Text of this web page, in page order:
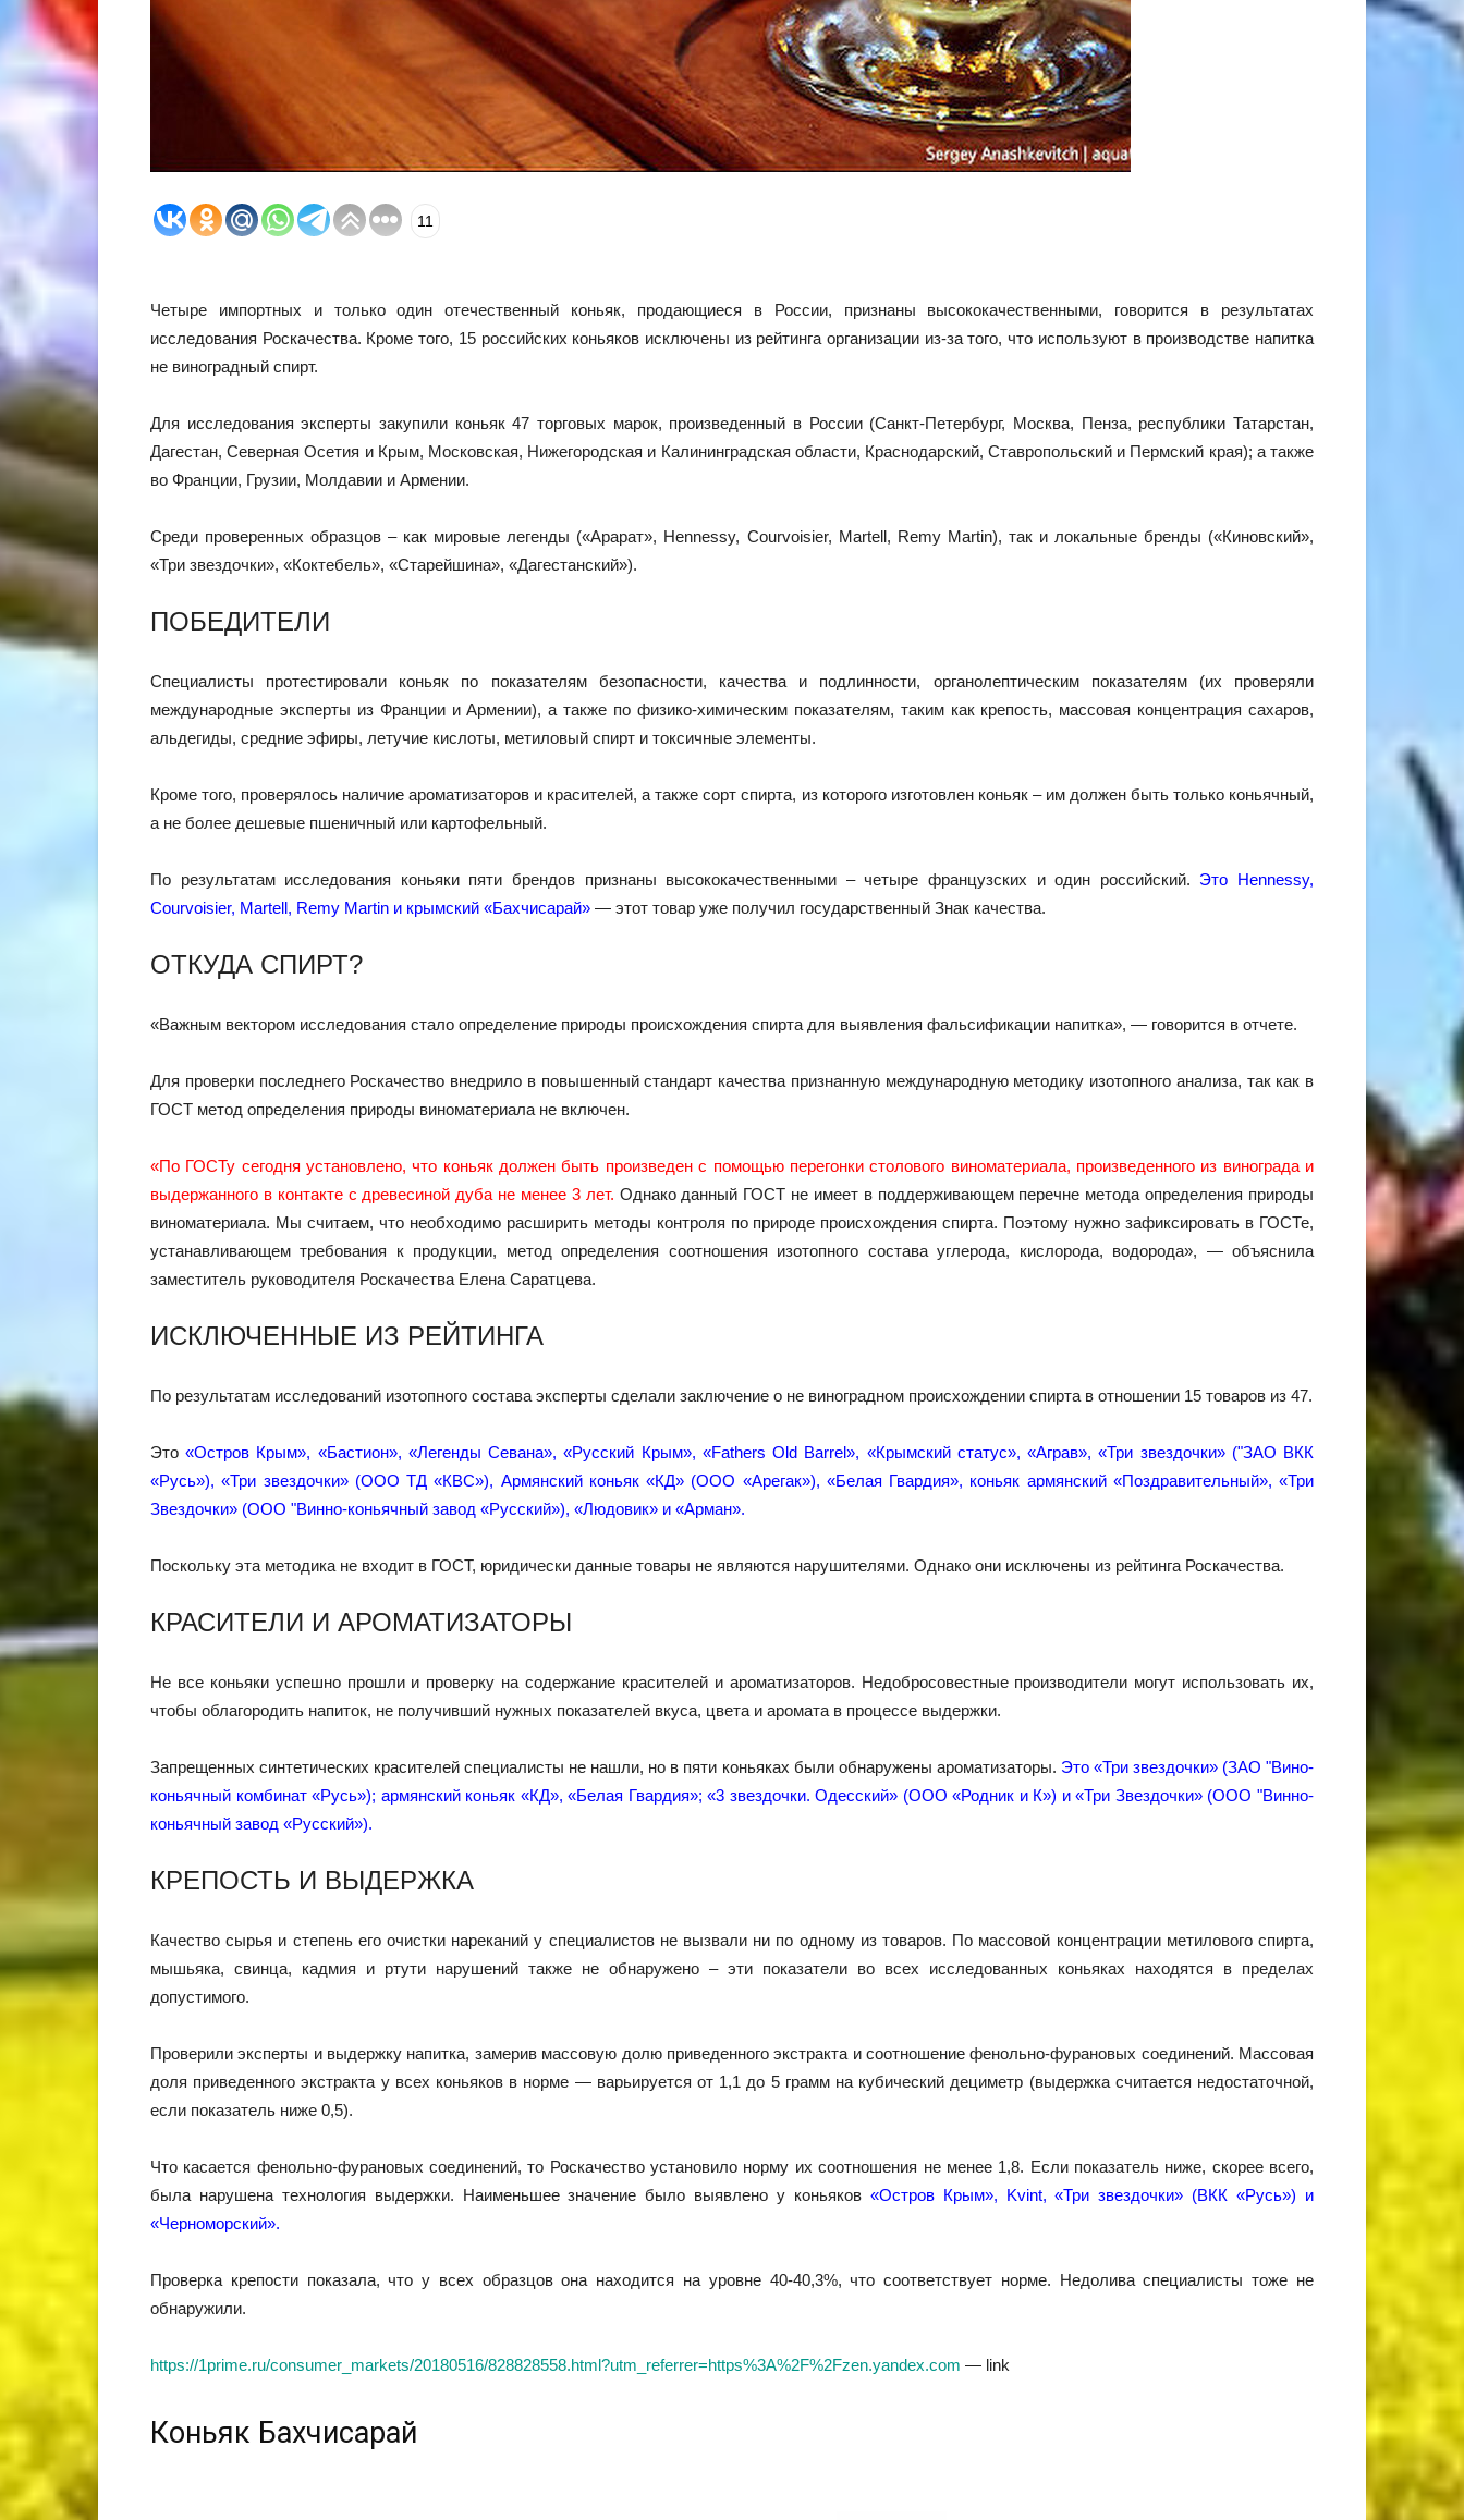
11
Четыре импортных и только один отечественный коньяк, продающиеся в России, признаны высококачественными, говорится в результатах
исследования Роскачества. Кроме того, 15 российских коньяков исключены из рейтинга организации из-за того, что используют в производстве напитка
не виноградный спирт.
Для исследования эксперты закупили коньяк 47 торговых марок, произведенный в России (Санкт-Петербург, Москва, Пенза, республики Татарстан,
Дагестан, Северная Осетия и Крым, Московская, Нижегородская и Калининградская области, Краснодарский, Ставропольский и Пермский края); а также
во Франции, Грузии, Молдавии и Армении.
Среди проверенных образцов – как мировые легенды («Арарат», Hennessy, Courvoisier, Martell, Remy Martin), так и локальные бренды («Киновский»,
«Три звездочки», «Коктебель», «Старейшина», «Дагестанский»).
ПОБЕДИТЕЛИ
Специалисты протестировали коньяк по показателям безопасности, качества и подлинности, органолептическим показателям (их проверяли
международные эксперты из Франции и Армении), а также по физико-химическим показателям, таким как крепость, массовая концентрация сахаров,
альдегиды, средние эфиры, летучие кислоты, метиловый спирт и токсичные элементы.
Кроме того, проверялось наличие ароматизаторов и красителей, а также сорт спирта, из которого изготовлен коньяк – им должен быть только коньячный,
а не более дешевые пшеничный или картофельный.
По результатам исследования коньяки пяти брендов признаны высококачественными – четыре французских и один российский. Это Hennessy,
Courvoisier, Martell, Remy Martin и крымский «Бахчисарай» — этот товар уже получил государственный Знак качества.
ОТКУДА СПИРТ?
«Важным вектором исследования стало определение природы происхождения спирта для выявления фальсификации напитка», — говорится в отчете.
Для проверки последнего Роскачество внедрило в повышенный стандарт качества признанную международную методику изотопного анализа, так как в
ГОСТ метод определения природы виноматериала не включен.
«По ГОСТу сегодня установлено, что коньяк должен быть произведен с помощью перегонки столового виноматериала, произведенного из винограда и
выдержанного в контакте с древесиной дуба не менее 3 лет. Однако данный ГОСТ не имеет в поддерживающем перечне метода определения природы
виноматериала. Мы считаем, что необходимо расширить методы контроля по природе происхождения спирта. Поэтому нужно зафиксировать в ГОСТе,
устанавливающем требования к продукции, метод определения соотношения изотопного состава углерода, кислорода, водорода», — объяснила
заместитель руководителя Роскачества Елена Саратцева.
ИСКЛЮЧЕННЫЕ ИЗ РЕЙТИНГА
По результатам исследований изотопного состава эксперты сделали заключение о не виноградном происхождении спирта в отношении 15 товаров из 47.
Это«Остров Крым», «Бастион», «Легенды Севана», «Русский Крым», «Fathers Old Barrel», «Крымский статус», «Аграв», «Три звездочки» ("ЗАО ВКК
«Русь»), «Три звездочки» (ООО ТД «КВС»), Армянский коньяк «КД» (ООО «Арегак»), «Белая Гвардия», коньяк армянский «Поздравительный», «Три
Звездочки» (ООО "Винно-коньячный завод «Русский»), «Людовик» и «Арман».
Поскольку эта методика не входит в ГОСТ, юридически данные товары не являются нарушителями. Однако они исключены из рейтинга Роскачества.
КРАСИТЕЛИ И АРОМАТИЗАТОРЫ
Не все коньяки успешно прошли и проверку на содержание красителей и ароматизаторов. Недобросовестные производители могут использовать их,
чтобы облагородить напиток, не получивший нужных показателей вкуса, цвета и аромата в процессе выдержки.
Запрещенных синтетических красителей специалисты не нашли, но в пяти коньяках были обнаружены ароматизаторы. Это «Три звездочки» (ЗАО "Вино-
коньячный комбинат «Русь»); армянский коньяк «КД», «Белая Гвардия»; «3 звездочки. Одесский» (ООО «Родник и К») и «Три Звездочки» (ООО "Винно-
коньячный завод «Русский»).
КРЕПОСТЬ И ВЫДЕРЖКА
Качество сырья и степень его очистки нареканий у специалистов не вызвали ни по одному из товаров. По массовой концентрации метилового спирта,
мышьяка, свинца, кадмия и ртути нарушений также не обнаружено – эти показатели во всех исследованных коньяках находятся в пределах
допустимого.
Проверили эксперты и выдержку напитка, замерив массовую долю приведенного экстракта и соотношение фенольно-фурановых соединений. Массовая
доля приведенного экстракта у всех коньяков в норме — варьируется от 1,1 до 5 грамм на кубический дециметр (выдержка считается недостаточной,
если показатель ниже 0,5).
Что касается фенольно-фурановых соединений, то Роскачество установило норму их соотношения не менее 1,8. Если показатель ниже, скорее всего,
была нарушена технология выдержки. Наименьшее значение было выявлено у коньяков «Остров Крым», Kvint, «Три звездочки» (ВКК «Русь») и
«Черноморский».
Проверка крепости показала, что у всех образцов она находится на уровне 40-40,3%, что соответствует норме. Недолива специалисты тоже не
обнаружили.
https://1prime.ru/consumer_markets/20180516/828828558.html?utm_referrer=https%3A%2F%2Fzen.yandex.com — link
Коньяк Бахчисарай